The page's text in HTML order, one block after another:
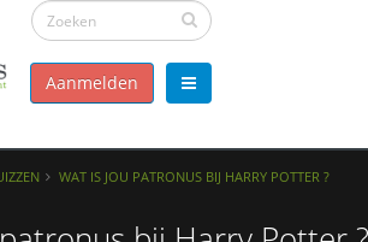
Aanmelden
WAT IS JOU PATRONUS BIJ HARRY POTTER ?